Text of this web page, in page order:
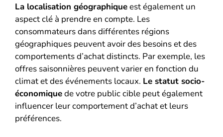
La localisation géographiqueest également un
aspect clé à prendre en compte. Les
consommateurs dans différentes régions
géographiques peuvent avoir des besoins et des
comportements d’achat distincts. Par exemple, les
offres saisonnières peuvent varier en fonction du
climat et des événements locaux. Le statut socio-
économiquede votre public cible peut également
influencer leur comportement d’achat et leurs
préférences.